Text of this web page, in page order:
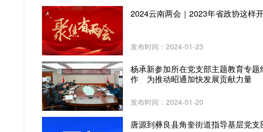
2024云南两会｜2023年省政协这样
发布时间：2024-01-23
杨承新参加所在党支部主题教育专
作 为推动昭通加快发展贡献力量
发布时间：2024-01-20
唐源到彝良县角奎街道指导基层党